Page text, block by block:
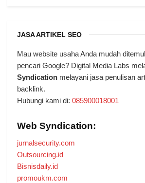
JASA ARTIKEL SEO
Mau website usaha Anda mudah
pencari Google? Digital Media Labs
Syndication melayani jasa penulisan
backlink.
Hubungi kami di: 085900018001
Web Syndication:
jurnalsecurity.com
Outsourcing.id
Bisnisdaily.id
promoukm.com